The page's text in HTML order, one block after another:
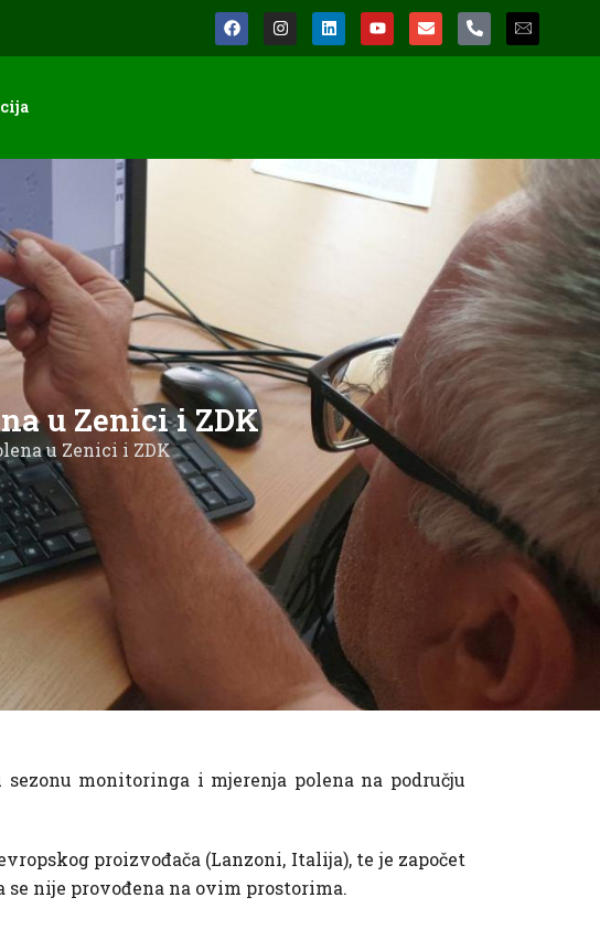
u Zenici i ZDK
u Zenici i ZDK
monitoringa i mjerenja polena na području
proizvođača (Lanzoni, Italija), te je započet
nije provođena na ovim prostorima.